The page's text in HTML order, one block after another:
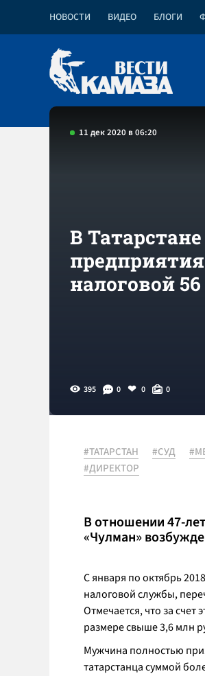
НОВОСТИ ВИДЕО БЛОГИ
11 дек 2020 в 06:20
В
налоговой
395 0 0 0
#ТАТАРСТАН #СУД
#ДИРЕКТОР
В отношении 47-
«Чулман»
С января по октябрь
налоговой службы,
Отмечается, что за
размере свыше 3,6 млн
Мужчина полностью
татарстанца суммой